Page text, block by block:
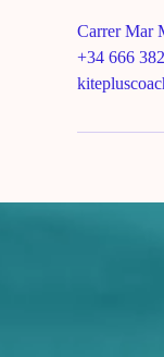
Carrer Mar
+34 666